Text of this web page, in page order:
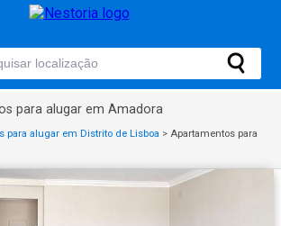
para alugar em Amadora
para alugar em Distrito de Lisboa > Apartamentos para